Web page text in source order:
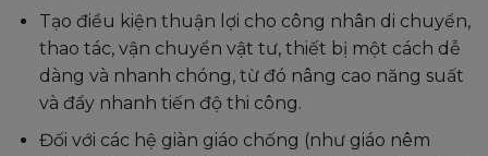
Tạo điều kiện thuận lợi cho công nhân di chuyển,
thao tác, vận chuyển vật tư, thiết bị một cách dễ
dàng và nhanh chóng, từ đó nâng cao năng suất
và đẩy nhanh tiến độ thi công.
Đối với các hệ giàn giáo chống (như giáo nêm